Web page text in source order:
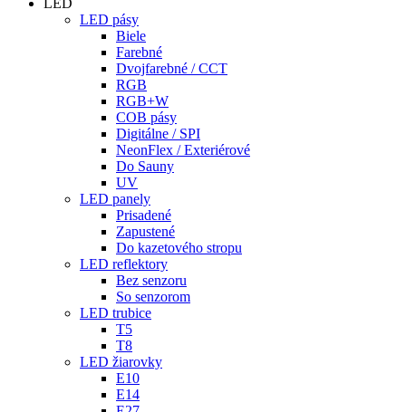
LED
LED pásy
Biele
Farebné
Dvojfarebné / CCT
RGB
RGB+W
COB pásy
Digitálne / SPI
NeonFlex / Exteriérové
Do Sauny
UV
LED panely
Prisadené
Zapustené
Do kazetového stropu
LED reflektory
Bez senzoru
So senzorom
LED trubice
T5
T8
LED žiarovky
E10
E14